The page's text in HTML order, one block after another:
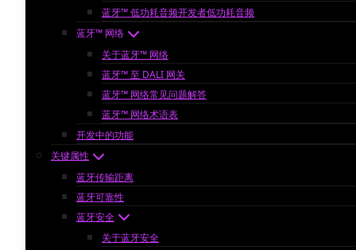
蓝牙™ 低功耗音频开发者低功耗音频
蓝牙™ 网络
关于蓝牙™ 网络
蓝牙™ 至 DALI 网关
蓝牙™ 网络常见问题解答
蓝牙™ 网络术语表
开发中的功能
关键属性
蓝牙传输距离
蓝牙可靠性
蓝牙安全
关于蓝牙安全